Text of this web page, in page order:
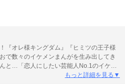
『オレ様キングダム』『ヒミツの王子様
で数々のイケメンまんがを生み出してき
と…「恋人にしたい芸能人No.1のイケメ
ラブストーリーです！！【あらすじ】主人
もっと詳細を見る▼